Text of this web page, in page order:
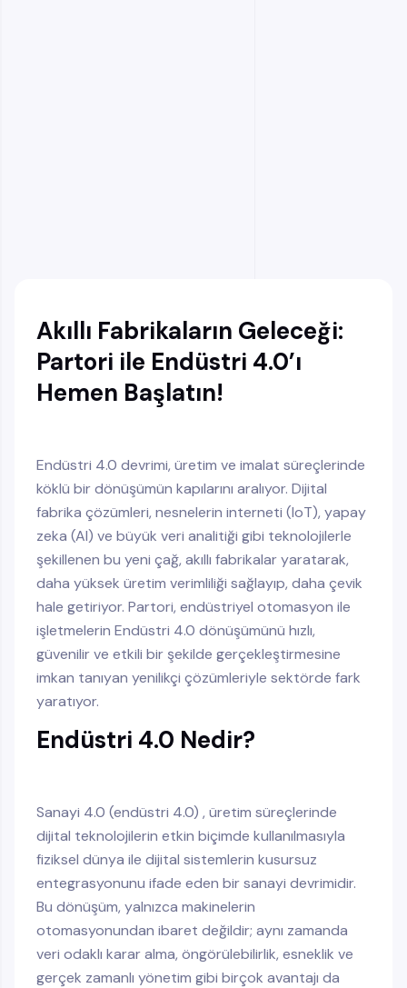
Akıllı Fabrikaların Geleceği:
Partori ile Endüstri 4.0’ı
Hemen Başlatın!
Endüstri 4.0 devrimi, üretim ve imalat süreçlerinde
köklü bir dönüşümün kapılarını aralıyor. Dijital
fabrika çözümleri, nesnelerin interneti (IoT), yapay
zeka (AI) ve büyük veri analitiği gibi teknolojilerle
şekillenen bu yeni çağ, akıllı fabrikalar yaratarak,
daha yüksek üretim verimliliği sağlayıp, daha çevik
hale getiriyor. Partori, endüstriyel otomasyon ile
işletmelerin Endüstri 4.0 dönüşümünü hızlı,
güvenilir ve etkili bir şekilde gerçekleştirmesine
imkan tanıyan yenilikçi çözümleriyle sektörde fark
yaratıyor.
Endüstri 4.0 Nedir?
Sanayi 4.0 (endüstri 4.0) , üretim süreçlerinde
dijital teknolojilerin etkin biçimde kullanılmasıyla
fiziksel dünya ile dijital sistemlerin kusursuz
entegrasyonunu ifade eden bir sanayi devrimidir.
Bu dönüşüm, yalnızca makinelerin
otomasyonundan ibaret değildir; aynı zamanda
veri odaklı karar alma, öngörülebilirlik, esneklik ve
gerçek zamanlı yönetim gibi birçok avantajı da